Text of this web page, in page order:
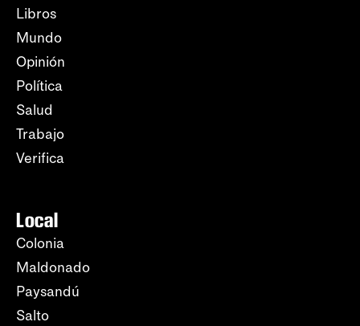
Libros
Mundo
Opinión
Política
Salud
Trabajo
Verifica
Local
Colonia
Maldonado
Paysandú
Salto